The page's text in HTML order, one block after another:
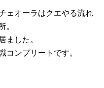
ェオーラはクエやる流れ
。
ました。
コンプリートです。